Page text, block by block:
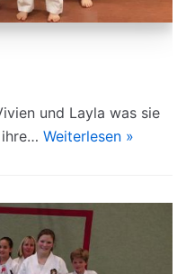
und Layla was sie
Weiterlesen »